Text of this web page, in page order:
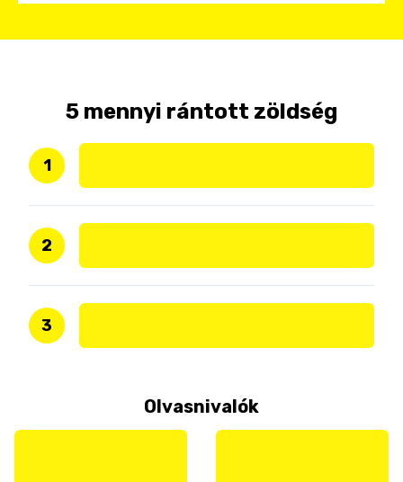
5 mennyi rántott zöldség
1
2
3
Olvasnivalók